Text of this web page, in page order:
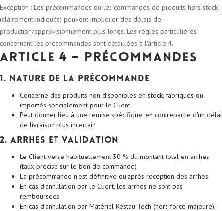
Exception : Les précommandes ou les commandes de produits hors stock
(clairement indiqués) peuvent impliquer des délais de
production/approvisionnement plus longs. Les règles particulières
concernant les précommandes sont détaillées à l'article 4.
Article 4 – Précommandes
1. Nature de la précommande
Concerne des produits non disponibles en stock, fabriqués ou
importés spécialement pour le Client
Peut donner lieu à une remise spécifique, en contrepartie d'un délai
de livraison plus incertain
2. Arrhes et validation
Le Client verse habituellement 30 % du montant total en arrhes
(taux précisé sur le bon de commande)
La précommande n'est définitive qu'après réception des arrhes
En cas d'annulation par le Client, les arrhes ne sont pas
remboursées
En cas d'annulation par Matériel Restau Tech (hors force majeure),